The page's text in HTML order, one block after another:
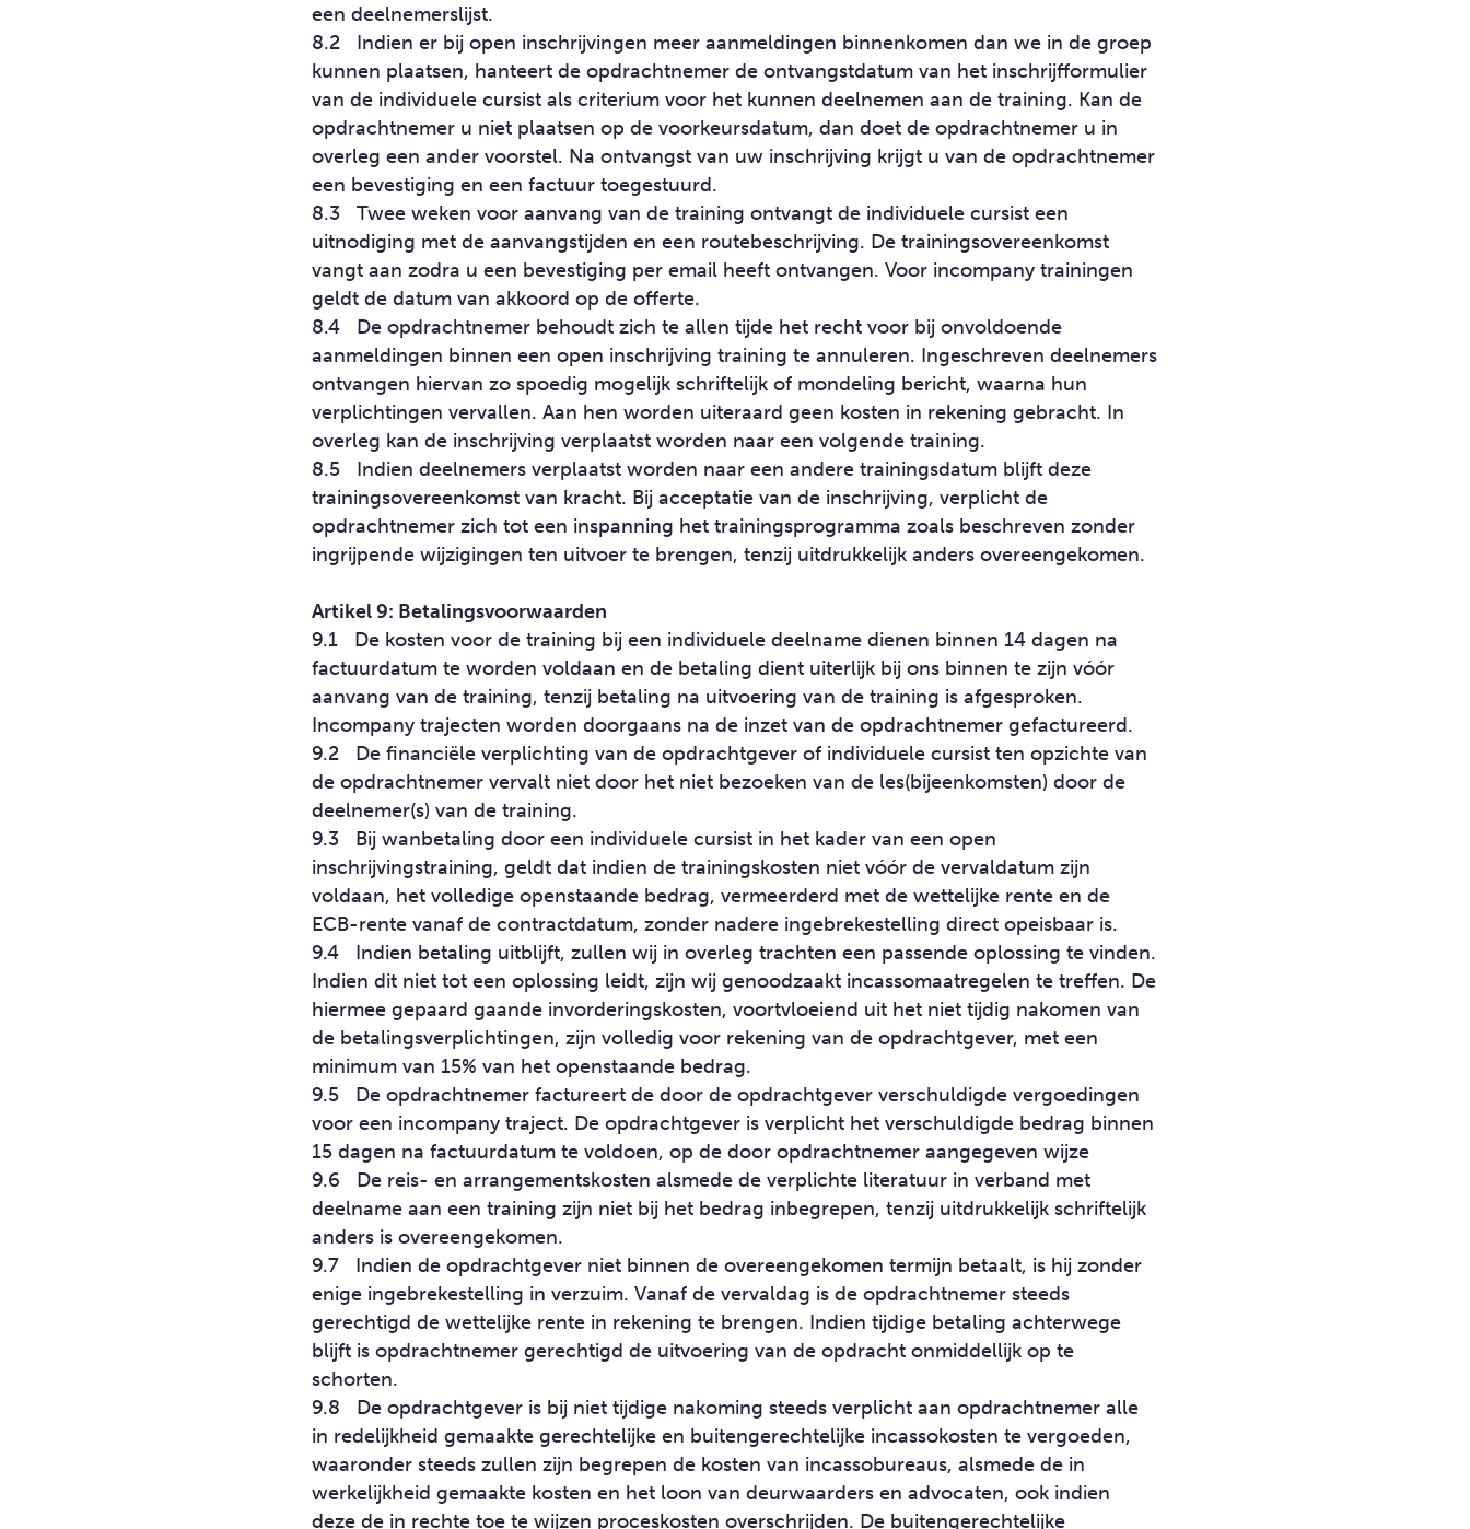
een deelnemerslijst.
8.2 Indien er bij open inschrijvingen meer aanmeldingen binnenkomen dan we in de groep
kunnen plaatsen, hanteert de opdrachtnemer de ontvangstdatum van het inschrijfformulier
van de individuele cursist als criterium voor het kunnen deelnemen aan de training. Kan de
opdrachtnemer u niet plaatsen op de voorkeursdatum, dan doet de opdrachtnemer u in
overleg een ander voorstel. Na ontvangst van uw inschrijving krijgt u van de opdrachtnemer
een bevestiging en een factuur toegestuurd.
8.3 Twee weken voor aanvang van de training ontvangt de individuele cursist een
uitnodiging met de aanvangstijden en een routebeschrijving. De trainingsovereenkomst
vangt aan zodra u een bevestiging per email heeft ontvangen. Voor incompany trainingen
geldt de datum van akkoord op de offerte.
8.4 De opdrachtnemer behoudt zich te allen tijde het recht voor bij onvoldoende
aanmeldingen binnen een open inschrijving training te annuleren. Ingeschreven deelnemers
ontvangen hiervan zo spoedig mogelijk schriftelijk of mondeling bericht, waarna hun
verplichtingen vervallen. Aan hen worden uiteraard geen kosten in rekening gebracht. In
overleg kan de inschrijving verplaatst worden naar een volgende training.
8.5 Indien deelnemers verplaatst worden naar een andere trainingsdatum blijft deze
trainingsovereenkomst van kracht. Bij acceptatie van de inschrijving, verplicht de
opdrachtnemer zich tot een inspanning het trainingsprogramma zoals beschreven zonder
ingrijpende wijzigingen ten uitvoer te brengen, tenzij uitdrukkelijk anders overeengekomen.
Artikel 9: Betalingsvoorwaarden
9.1 De kosten voor de training bij een individuele deelname dienen binnen 14 dagen na
factuurdatum te worden voldaan en de betaling dient uiterlijk bij ons binnen te zijn vóór
aanvang van de training, tenzij betaling na uitvoering van de training is afgesproken.
Incompany trajecten worden doorgaans na de inzet van de opdrachtnemer gefactureerd.
9.2 De financiële verplichting van de opdrachtgever of individuele cursist ten opzichte van
de opdrachtnemer vervalt niet door het niet bezoeken van de les(bijeenkomsten) door de
deelnemer(s) van de training.
9.3 Bij wanbetaling door een individuele cursist in het kader van een open
inschrijvingstraining, geldt dat indien de trainingskosten niet vóór de vervaldatum zijn
voldaan, het volledige openstaande bedrag, vermeerderd met de wettelijke rente en de
ECB-rente vanaf de contractdatum, zonder nadere ingebrekestelling direct opeisbaar is.
9.4 Indien betaling uitblijft, zullen wij in overleg trachten een passende oplossing te vinden.
Indien dit niet tot een oplossing leidt, zijn wij genoodzaakt incassomaatregelen te treffen. De
hiermee gepaard gaande invorderingskosten, voortvloeiend uit het niet tijdig nakomen van
de betalingsverplichtingen, zijn volledig voor rekening van de opdrachtgever, met een
minimum van 15% van het openstaande bedrag.
9.5 De opdrachtnemer factureert de door de opdrachtgever verschuldigde vergoedingen
voor een incompany traject. De opdrachtgever is verplicht het verschuldigde bedrag binnen
15 dagen na factuurdatum te voldoen, op de door opdrachtnemer aangegeven wijze
9.6 De reis- en arrangementskosten alsmede de verplichte literatuur in verband met
deelname aan een training zijn niet bij het bedrag inbegrepen, tenzij uitdrukkelijk schriftelijk
anders is overeengekomen.
9.7 Indien de opdrachtgever niet binnen de overeengekomen termijn betaalt, is hij zonder
enige ingebrekestelling in verzuim. Vanaf de vervaldag is de opdrachtnemer steeds
gerechtigd de wettelijke rente in rekening te brengen. Indien tijdige betaling achterwege
blijft is opdrachtnemer gerechtigd de uitvoering van de opdracht onmiddellijk op te
schorten.
9.8 De opdrachtgever is bij niet tijdige nakoming steeds verplicht aan opdrachtnemer alle
in redelijkheid gemaakte gerechtelijke en buitengerechtelijke incassokosten te vergoeden,
waaronder steeds zullen zijn begrepen de kosten van incassobureaus, alsmede de in
werkelijkheid gemaakte kosten en het loon van deurwaarders en advocaten, ook indien
deze de in rechte toe te wijzen proceskosten overschrijden. De buitengerechtelijke